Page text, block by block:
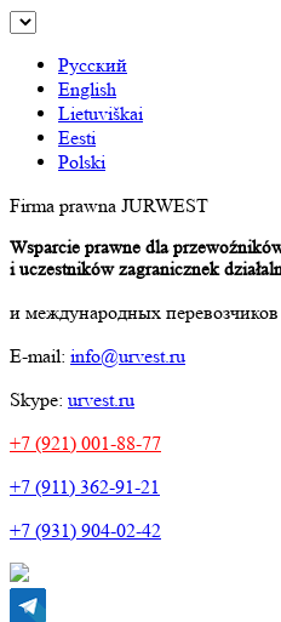
Русский
English
Lietuviškai
Eesti
Polski
Firma prawna JURWEST
Wsparcie prawne dla
i uczestników zagranicznek
и международных перевозчиков
E-mail: info@urvest.ru
Skype: urvest.ru
+7 (921) 001-88-77
+7 (911) 362-91-21
+7 (931) 904-02-42